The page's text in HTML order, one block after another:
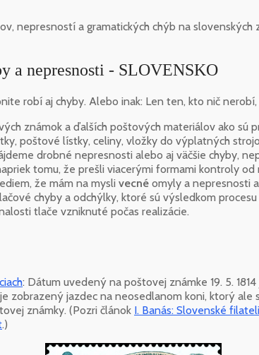
nepresností a gramatických chýb na slovenských
a nepresnosti - SLOVENSKO
robí aj chyby. Alebo inak: Len ten, kto nič
známok a ďalších poštových materiálov ako sú
poštové lístky, celiny, vložky do výplatných
drobné nepresnosti alebo aj väčšie chyby,
tomu, že prešli viacerými formami kontroly od
že mám na mysli vecné omyly a nepresnosti
chyby a odchýlky, ktoré sú výsledkom
tlače vzniknuté počas realizácie.
: Dátum uvedený na poštovej známke 19. 5.
je zobrazený jazdec na neosedlanom koni, ktorý
známky. (Pozri článok I. Banás: Slovenské
.)